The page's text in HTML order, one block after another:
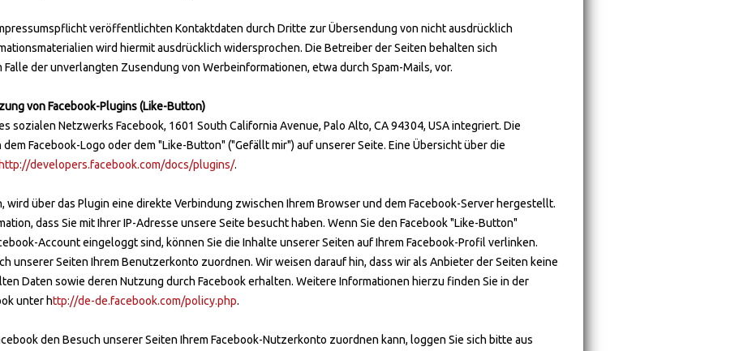
veröffentlichten Kontaktdaten durch Dritte zur Übersendung von nicht ausdrücklich
wird hiermit ausdrücklich widersprochen. Die Betreiber der Seiten behalten sich
der unverlangten Zusendung von Werbeinformationen, etwa durch Spam-Mails, vor.
von Facebook-Plugins (Like-Button)
sozialen Netzwerks Facebook, 1601 South California Avenue, Palo Alto, CA 94304, USA integriert. Die
Facebook-Logo oder dem "Like-Button" ("Gefällt mir") auf unserer Seite. Eine Übersicht über die
http://developers.facebook.com/docs/plugins/.
wird über das Plugin eine direkte Verbindung zwischen Ihrem Browser und dem Facebook-Server hergestellt.
dass Sie mit Ihrer IP-Adresse unsere Seite besucht haben. Wenn Sie den Facebook "Like-Button"
Account eingeloggt sind, können Sie die Inhalte unserer Seiten auf Ihrem Facebook-Profil verlinken.
unserer Seiten Ihrem Benutzerkonto zuordnen. Wir weisen darauf hin, dass wir als Anbieter der Seiten keine
Daten sowie deren Nutzung durch Facebook erhalten. Weitere Informationen hierzu finden Sie in der
unter http://de-de.facebook.com/policy.php.
den Besuch unserer Seiten Ihrem Facebook-Nutzerkonto zuordnen kann, loggen Sie sich bitte aus